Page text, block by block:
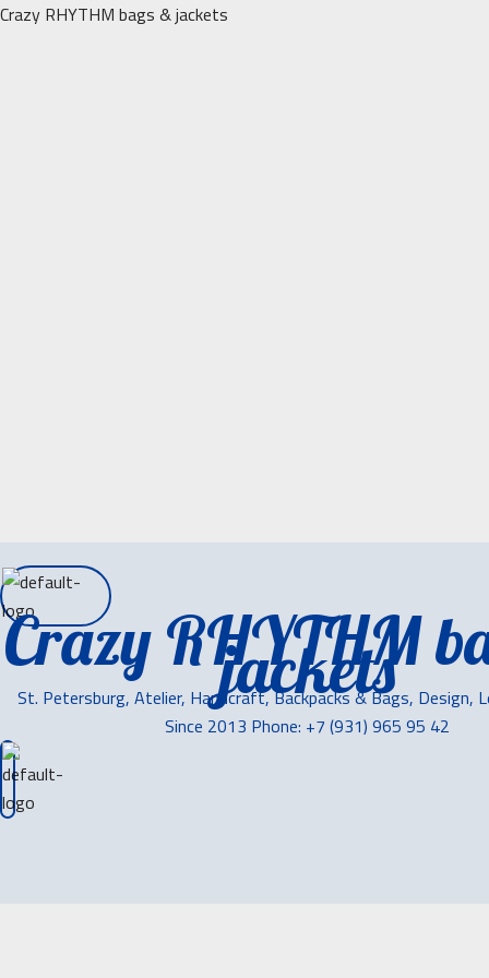
Перейти
Crazy RHYTHM bags & jackets
Crazy RHYTHM
jackets
St. Petersburg, Atelier, Handcraft, Backpacks & Bags, Design,
Since 2013 Phone: +7 (931) 965 95 42